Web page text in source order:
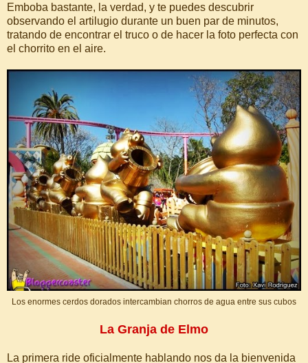
Emboba bastante, la verdad, y te puedes descubrir
observando el artilugio durante un buen par de minutos,
tratando de encontrar el truco o de hacer la foto perfecta con
el chorrito en el aire.
Los enormes cerdos dorados intercambian chorros de agua entre sus cubos
La Granja de Elmo
La primera ride oficialmente hablando nos da la bienvenida